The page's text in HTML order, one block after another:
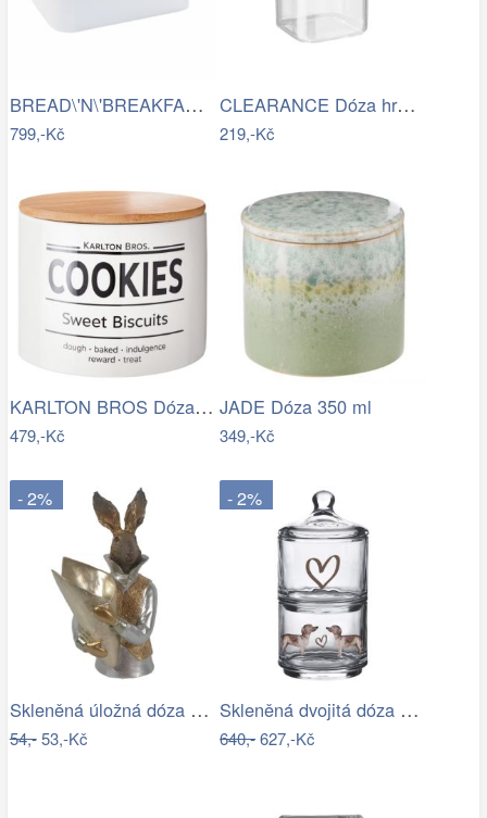
BREAD\'N\'BREAKFAST Chlebník s víkem -…
799,-Kč
CLEARANCE Dóza hranatá 1100 ml
219,-Kč
KARLTON BROS Dóza na sušenky 15 cm -…
479,-Kč
JADE Dóza 350 ml
349,-Kč
- 2%
Skleněná úložná dóza se srdíčkem a…
54,-53,-Kč
- 2%
Skleněná dvojitá dóza s jezevčíkem…
640,-627,-Kč